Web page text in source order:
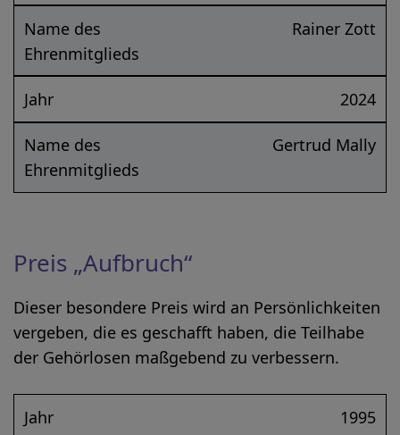
Name des
Ehrenmitglieds
Rainer Zott
Jahr 2024
Name des
Ehrenmitglieds
Gertrud Mally
Preis „Aufbruch“
Dieser besondere Preis wird an Persönlichkeiten
vergeben, die es geschafft haben, die Teilhabe
der Gehörlosen maßgebend zu verbessern.
Jahr 1995